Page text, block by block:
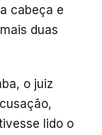
cabeça e
duas
o juiz
lido o